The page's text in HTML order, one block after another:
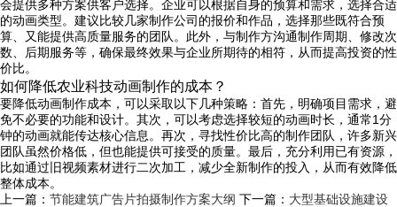
会提供多种方案供客户选择。企业可以根据自身的预算和需求，选择合适
的动画类型。建议比较几家制作公司的报价和作品，选择那些既符合预
算、又能提供高质量服务的团队。此外，与制作方沟通制作周期、修改次
数、后期服务等，确保最终效果与企业所期待的相符，从而提高投资的性
价比。
如何降低农业科技动画制作的成本？
要降低动画制作成本，可以采取以下几种策略：首先，明确项目需求，避
免不必要的功能和设计。其次，可以考虑选择较短的动画时长，通常1分
钟的动画就能传达核心信息。再次，寻找性价比高的制作团队，许多新兴
团队虽然价格低，但也能提供可接受的质量。最后，充分利用已有资源，
比如通过旧视频素材进行二次加工，减少全新制作的投入，从而有效降低
整体成本。
上一篇： 节能建筑广告片拍摄制作方案大纲 下一篇： 大型基础设施建设